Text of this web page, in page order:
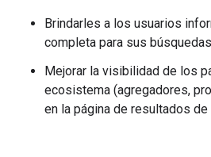
Brindarles a los usuarios
completa para sus búsquedas
Mejorar la visibilidad de los
ecosistema (agregadores,
en la página de resultados de